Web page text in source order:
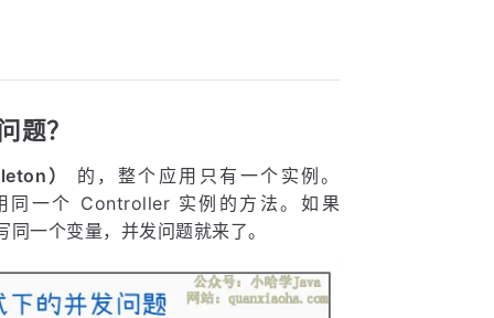
题？
）
的，整个应用只有一个实例。
同一个 Controller 实例的方法。如果
一个变量，并发问题就来了。